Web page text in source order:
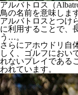
アルバトロス（
鳥の名前を意味しま
アルバトロスとつけ
に利用することで、
う…。
さらにアホウドリ自
しく、ゴルフにおい
れないプレイである
われています。